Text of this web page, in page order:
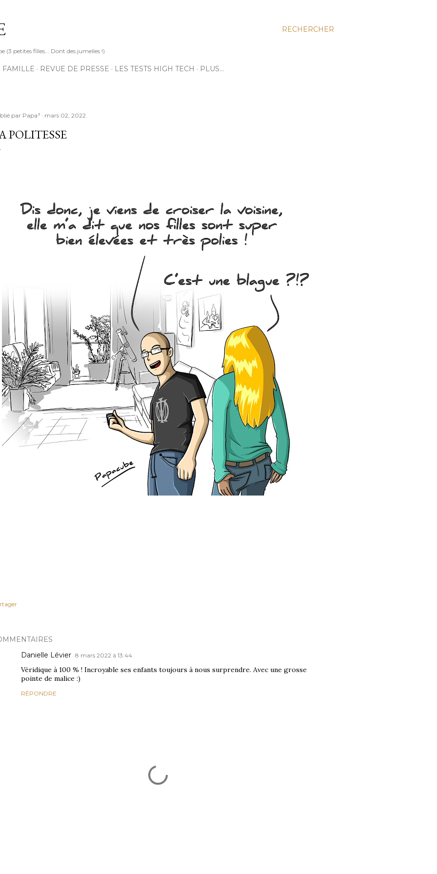
RECHERCHER
(3 petites filles... Dont des jumelles !)
FAMILLE REVUE DE PRESSE LES TESTS HIGH TECH PLUS…
par Papa³ mars 02, 2022
POLITESSE
Danielle Lévier 8 mars 2022 à 13:44
Véridique à 100 % ! Incroyable ses enfants toujours à nous surprendre. Avec une grosse
pointe de malice :)
RÉPONDRE